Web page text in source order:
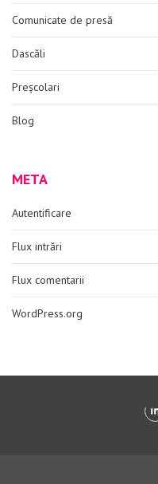
Comunicate de presă
Dascăli
Preșcolari
Blog
META
Autentificare
Flux intrări
Flux comentarii
WordPress.org